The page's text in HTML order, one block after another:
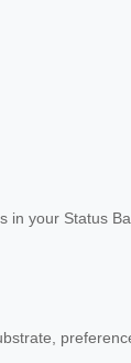
in your Status